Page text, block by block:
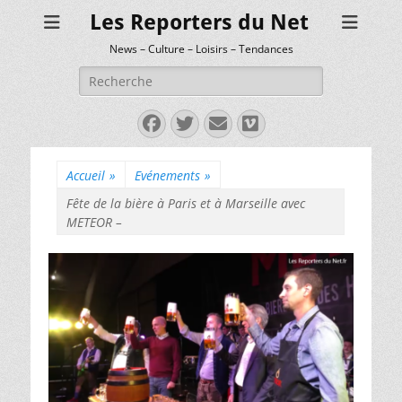
Les Reporters du Net
News – Culture – Loisirs – Tendances
Rechercher :
Facebook
Twitter
E-
mail
Vimeo
Accueil » Evénements »
Fête de la bière à Paris et à Marseille avec
METEOR –